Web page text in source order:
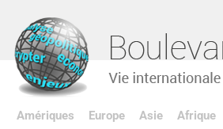
Amériques Europe Asie Afrique